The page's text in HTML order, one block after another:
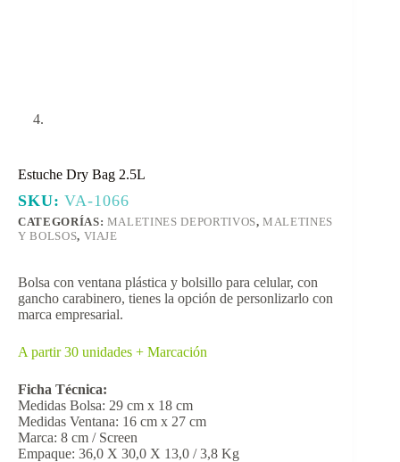
Estuche Dry Bag 2.5L
SKU:VA-1066
CATEGORÍAS: MALETINES DEPORTIVOS,MALETINES
Y BOLSOS, VIAJE
Bolsa con ventana plástica y bolsillo para celular, con
gancho carabinero, tienes la opción de personlizarlo con
marca empresarial.
A partir 30 unidades + Marcación
Ficha Técnica:
Medidas Bolsa: 29 cm x 18 cm
Medidas Ventana: 16 cm x 27 cm
Marca: 8 cm / Screen
Empaque: 36,0 X 30,0 X 13,0 / 3,8 Kg